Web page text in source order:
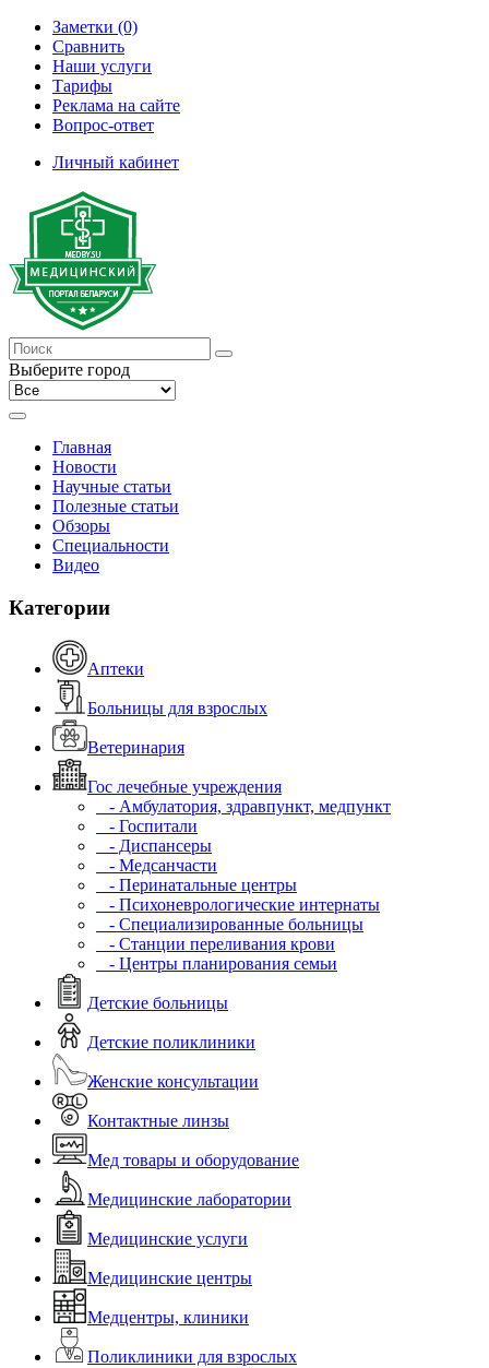
Заметки (0)
Сравнить
Наши услуги
Тарифы
Реклама на сайте
Вопрос-ответ
Личный кабинет
Выберите город
Главная
Новости
Научные статьи
Полезные статьи
Обзоры
Специальности
Видео
Категории
Аптеки
Больницы для взрослых
Ветеринария
Гос лечебные учреждения
- Амбулатория, здравпункт, медпункт
- Госпитали
- Диспансеры
- Медсанчасти
- Перинатальные центры
- Психоневрологические интернаты
- Специализированные больницы
- Станции переливания крови
- Центры планирования семьи
Детские больницы
Детские поликлиники
Женские консультации
Контактные линзы
Мед товары и оборудование
Медицинские лаборатории
Медицинские услуги
Медицинские центры
Медцентры, клиники
Поликлиники для взрослых